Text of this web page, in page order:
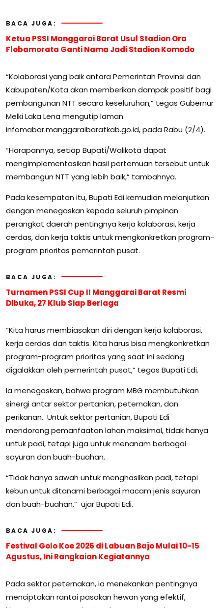
BACA JUGA:
Ketua PSSI Manggarai Barat Usul Stadion Ora
Flobamorata Ganti Nama Jadi Stadion Komodo
“Kolaborasi yang baik antara Pemerintah Provinsi dan
Kabupaten/Kota akan memberikan dampak positif bagi
pembangunan NTT secara keseluruhan,” tegas Gubernur
Melki Laka Lena mengutip laman
infomabar.manggaraibaratkab.go.id, pada Rabu (2/4).
“Harapannya, setiap Bupati/Walikota dapat
mengimplementasikan hasil pertemuan tersebut untuk
membangun NTT yang lebih baik,” tambahnya.
Pada kesempatan itu, Bupati Edi kemudian melanjutkan
dengan menegaskan kepada seluruh pimpinan
perangkat daerah pentingnya kerja kolaborasi, kerja
cerdas, dan kerja taktis untuk mengkonkretkan program-
program prioritas pemerintah pusat.
BACA JUGA:
Turnamen PSSI Cup II Manggarai Barat Resmi
Dibuka, 27 Klub Siap Berlaga
“Kita harus membiasakan diri dengan kerja kolaborasi,
kerja cerdas dan taktis. Kita harus bisa mengkonkretkan
program-program prioritas yang saat ini sedang
digalakkan oleh pemerintah pusat,” tegas Bupati Edi.
Ia menegaskan, bahwa program MBG membutuhkan
sinergi antar sektor pertanian, peternakan, dan
perikanan. Untuk sektor pertanian, Bupati Edi
mendorong pemanfaatan lahan maksimal, tidak hanya
untuk padi, tetapi juga untuk menanam berbagai
sayuran dan buah-buahan.
“Tidak hanya sawah untuk menghasilkan padi, tetapi
kebun untuk ditanami berbagai macam jenis sayuran
dan buah-buahan,” ujar Bupati Edi.
BACA JUGA:
Festival Golo Koe 2026 di Labuan Bajo Mulai 10-15
Agustus, Ini Rangkaian Kegiatannya
Pada sektor peternakan, ia menekankan pentingnya
menciptakan rantai pasokan hewan yang efektif,